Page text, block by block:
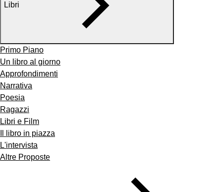
Libri
Primo Piano
Un libro al giorno
Approfondimenti
Narrativa
Poesia
Ragazzi
Libri e Film
Il libro in piazza
L'intervista
Altre Proposte